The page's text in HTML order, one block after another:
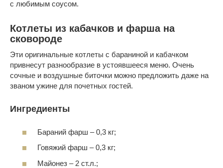
с любимым соусом.
Котлеты из кабачков и фарша на
сковороде
Эти оригинальные котлеты с бараниной и кабачком
привнесут разнообразие в устоявшееся меню. Очень
сочные и воздушные биточки можно предложить даже на
званом ужине для почетных гостей.
Ингредиенты
Бараний фарш – 0,3 кг;
Говяжий фарш – 0,3 кг;
Майонез – 2 ст.л.;